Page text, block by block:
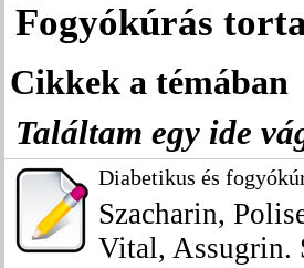
Fogyókúrás
Cikkek a témában
Találtam egy ide
Diabetikus és
Szacharin,
Vital, Assugrin.